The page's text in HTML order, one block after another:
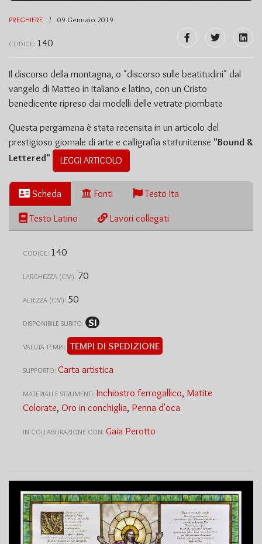
PREGHIERE 09 Gennaio 2019
CODICE: 140
Il discorso della montagna, o "discorso sulle beatitudini" dal
vangelo di Matteo in italiano e latino, con un Cristo
benedicente ripreso dai modelli delle vetrate piombate
Questa pergamena è stata recensita in un articolo del
prestigioso giornale di arte e calligrafia statunitense "Bound &
Lettered"
LEGGI ARTICOLO
Scheda Fonti Testo Ita
Testo Latino Lavori collegati
CODICE: 140
LARGHEZZA (CM): 70
ALTEZZA (CM): 50
DISPONIBILE SUBITO: SI
VALUTA TEMPI: TEMPI DI SPEDIZIONE
SUPPORTO: Carta artistica
MATERIALI E STRUMENTI: Inchiostro ferrogallico, Matite
Colorate, Oro in conchiglia, Penna d'oca
IN COLLABORAZIONE CON: Gaia Perotto